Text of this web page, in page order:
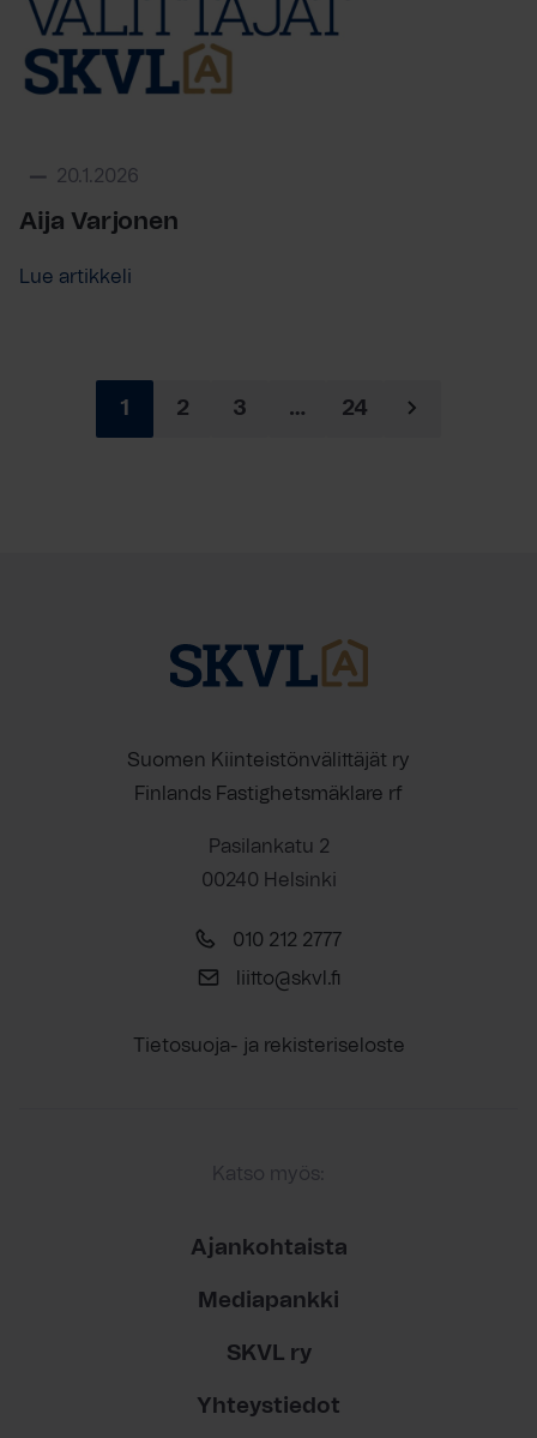
20.1.2026
Aija Varjonen
Lue artikkeli
1 2 3 … 24
Suomen Kiinteistönvälittäjät ry
Finlands Fastighetsmäklare rf
Pasilankatu 2
00240 Helsinki
010 212 2777
liitto@skvl.fi
Tietosuoja- ja rekisteriseloste
Katso myös:
Ajankohtaista
Mediapankki
SKVL ry
Yhteystiedot